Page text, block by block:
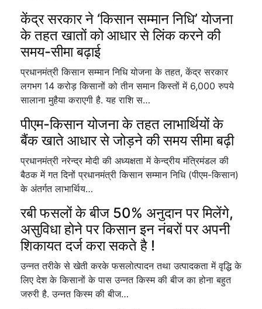
केंद्र सरकार ने ‘किसान सम्मान निधि’ योजना
के तहत खातों को आधार से लिंक करने की
समय-सीमा बढ़ाई
प्रधानमंत्री किसान सम्मान निधि योजना के तहत, केंद्र सरकार
लगभग 14 करोड़ किसानों को तीन समान किस्तों में 6,000 रुपये
सालाना मुहैया कराएगी है. यह राशि स…
पीएम-किसान योजना के तहत लाभार्थियों के
बैंक खाते आधार से जोड़ने की समय सीमा बढ़ी
प्रधानमंत्री नरेन्द्र मोदी की अध्यक्षता में केन्द्रीय मंत्रिमंडल की
बैठक में गत दिनों प्रधानमंत्री किसान सम्मान निधि (पीएम-किसान)
के अंतर्गत लाभार्थिय…
रबी फसलों के बीज 50% अनुदान पर मिलेंगे,
असुविधा होने पर किसान इन नंबरों पर अपनी
शिकायत दर्ज करा सकते है !
उन्नत तरीके से खेती करके फसलोत्पादन तथा उत्पादकता में वृद्धि के
लिए देश के किसानों के पास उन्नत किस्म की बीज का होना बहुत
जरुरी है. उन्नत किस्म की बीज…